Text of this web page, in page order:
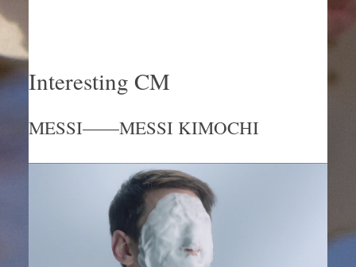
Interesting CM
MESSI——MESSI KIMOCHI